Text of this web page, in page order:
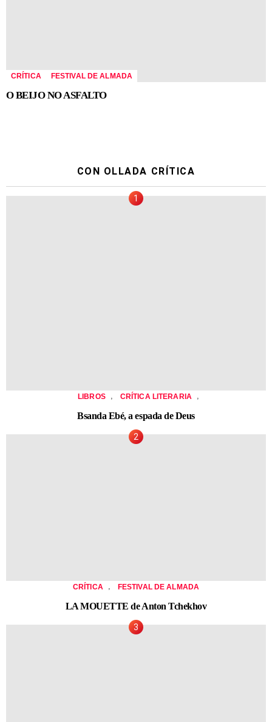
CRÍTICA FESTIVAL DE ALMADA
O BEIJO NO ASFALTO
CON OLLADA CRÍTICA
LIBROS , CRÍTICA LITERARIA ,
Bsanda Ebé, a espada de Deus
CRÍTICA , FESTIVAL DE ALMADA
LA MOUETTE de Anton Tchekhov